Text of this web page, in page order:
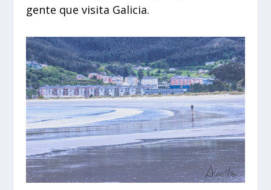
gente que visita Galicia.